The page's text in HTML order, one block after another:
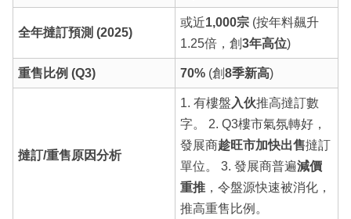
全年撻訂預測 (2025)
或近1,000宗(按年料飆升
1.25倍，創3年高位)
重售比例 (Q3) 70%(創8季新高)
撻訂/重售原因分析
1. 有樓盤 入伙推高撻訂數
字。 2. Q3樓市氣氛轉好，
發展商趁旺市加快出售撻訂
單位。 3. 發展商普遍減價
重推，令盤源快速被消化，
推高重售比例。